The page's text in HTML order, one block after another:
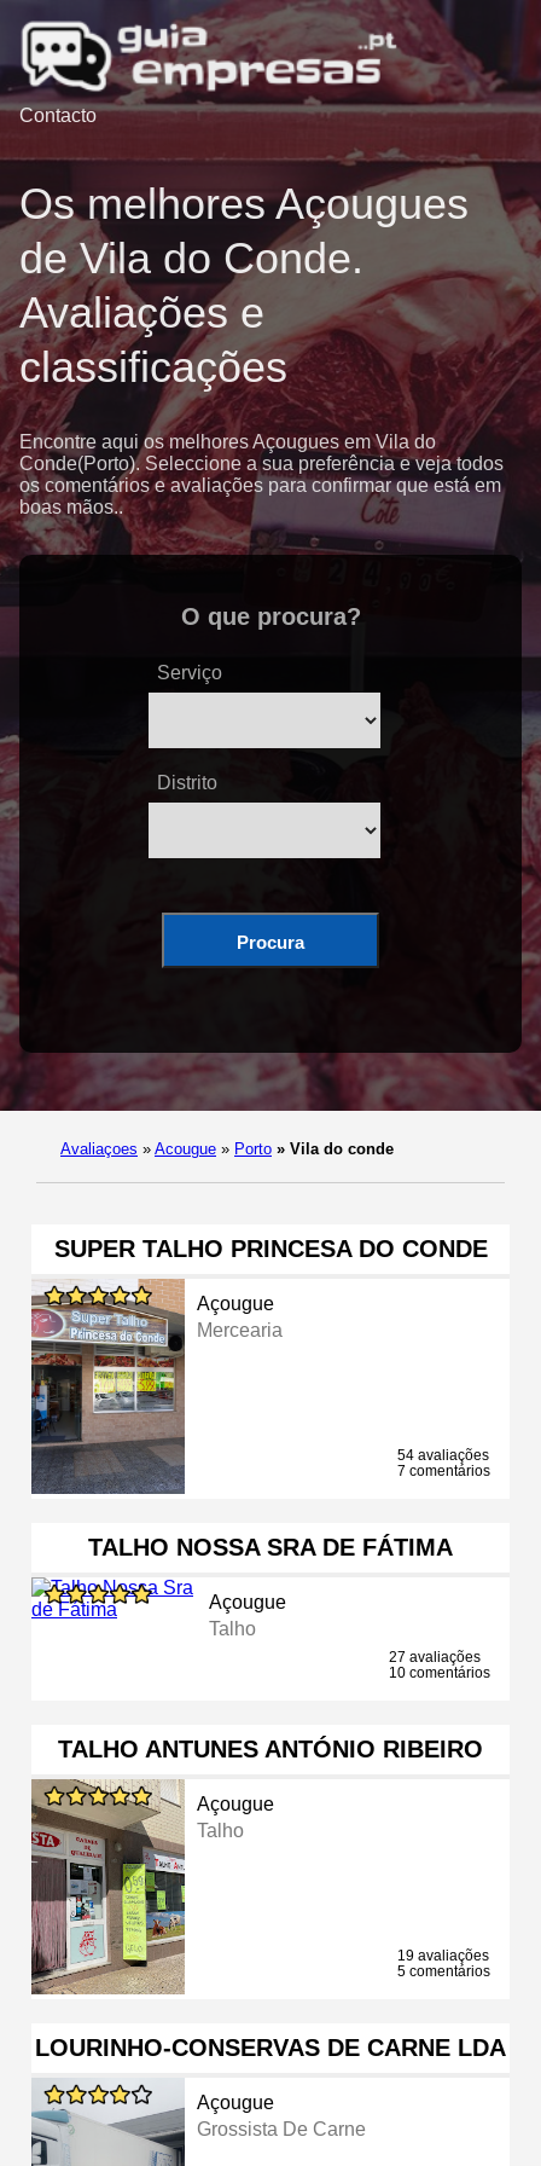
Contacto
Os melhores Açougues
de Vila do Conde.
Avaliações e
classificações
Encontre aqui os melhores Açougues em Vila do
Conde(Porto). Seleccione a sua preferência e veja todos
os comentários e avaliações para confirmar que está em
boas mãos..
O que procura?
Serviço
Distrito
Procura
Avaliaçoes » Acougue » Porto » Vila do conde
SUPER TALHO PRINCESA DO CONDE
Açougue
Mercearia
54 avaliações
7 comentários
TALHO NOSSA SRA DE FÁTIMA
Açougue
Talho
27 avaliações
10 comentários
TALHO ANTUNES ANTÓNIO RIBEIRO
Açougue
Talho
19 avaliações
5 comentários
LOURINHO-CONSERVAS DE CARNE LDA
Açougue
Grossista De Carne